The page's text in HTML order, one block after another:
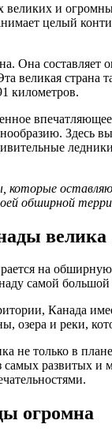
и
целый
Она составляет
великая
километров.
Здесь
обширной
велика
на обширную
самой
Канада
озера и реки,
не только в
самых развитых
огромна